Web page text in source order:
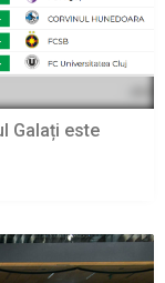
Galați este